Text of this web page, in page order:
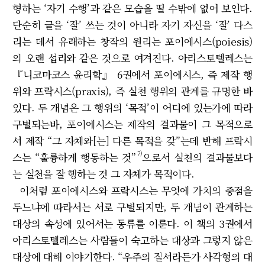
형하는 ‘자기 수행’과 같은 모습을 띨 수밖에 없어 보인다.
단순히 글을 ‘잘’ 쓰는 것이 아니라 자기 자신을 ‘잘’ 다스
리는 데서 유래하는 창작의 원리는 포이에시스(poiesis)
의 오랜 섭리와 같은 것으로 여겨진다. 아리스토텔레스는
『니코마코스 윤리학』 6권에서 포이에시스, 즉 제작 행
위와 프락시스(praxis), 즉 실천 행위의 관계를 규명한 바
있다. 두 개념은 그 행위의 ‘목적’이 어디에 있는가에 따라
구별되는바, 포이에시스는 제작의 결과물이 그 목적으로
서 제작 “그 자체와[는] 다른 목적을 갖”는데 반해 프락시
스는 “훌륭하게 행동하는 것” 7)으로서 실천의 결과물보다
는 실천을 잘 행하는 것 그 자체가 목적이다.
이처럼 포이에시스와 프락시스는 무엇에 가치의 중점을
두느냐에 따라서는 서로 구별되지만, 두 개념이 관계하는
대상의 속성에 있어서는 동류를 이룬다. 이 책의 3권에서
아리스토텔레스는 사람들이 숙고하는 대상과 그렇지 않은
대상에 대해 이야기한다. “우주의 질서라든가 사각형의 대